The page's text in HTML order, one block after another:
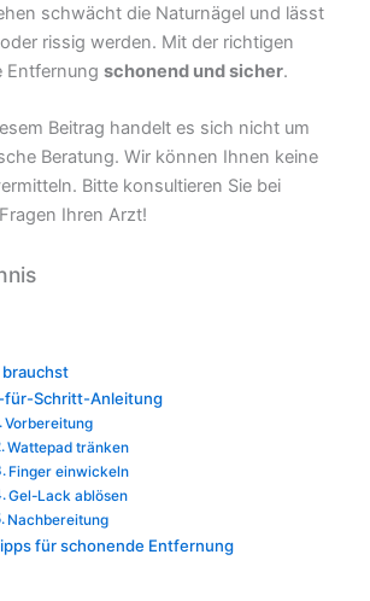
schwächt die Naturnägel und lässt
rissig werden. Mit der richtigen
Entfernung schonend und sicher.
Beitrag handelt es sich nicht um
Beratung. Wir können Ihnen keine
Bitte konsultieren Sie bei
Ihren Arzt!
brauchst
für-Schritt-Anleitung
Vorbereitung
Wattepad tränken
Finger einwickeln
Gel-Lack ablösen
Nachbereitung
für schonende Entfernung